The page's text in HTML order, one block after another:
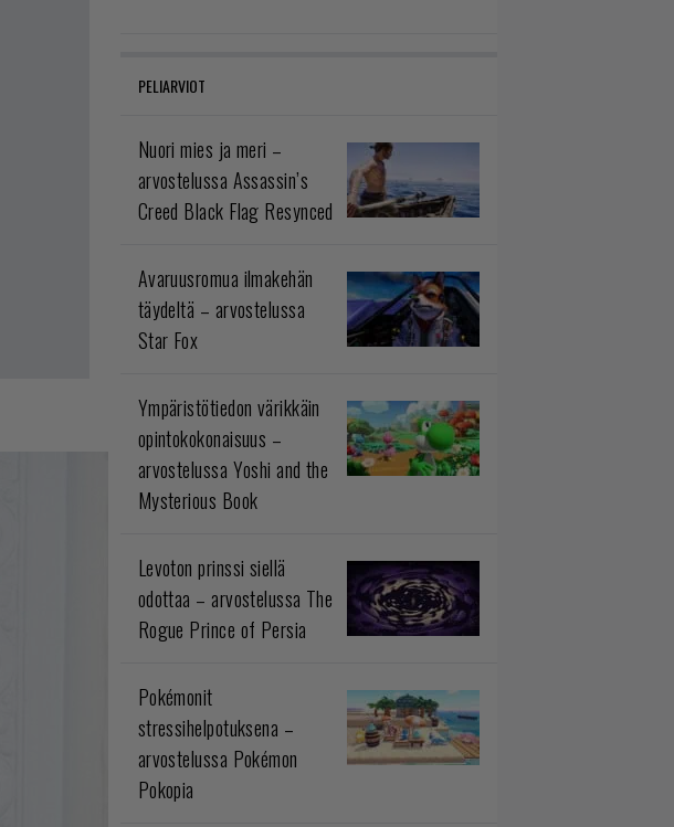
PELIARVIOT
Nuori mies ja meri –
arvostelussa Assassin’s
Creed Black Flag Resynced
Avaruusromua ilmakehän
täydeltä – arvostelussa
Star Fox
Ympäristötiedon värikkäin
opintokokonaisuus –
arvostelussa Yoshi and the
Mysterious Book
Levoton prinssi siellä
odottaa – arvostelussa The
Rogue Prince of Persia
Pokémonit
stressihelpotuksena –
arvostelussa Pokémon
Pokopia